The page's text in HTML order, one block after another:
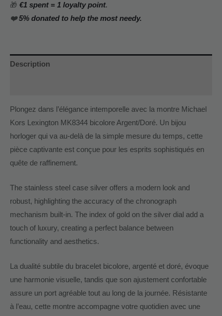
🎁 €1 spent = 1 loyalty point.
❤️5% donated to help the most needy.
Description
Plongez dans l’élégance intemporelle avec la montre Michael
Kors Lexington MK8344 bicolore Argent/Doré. Un bijou
horloger qui va au-delà de la simple mesure du temps, cette
pièce captivante est conçue pour les esprits sophistiqués en
quête de raffinement.
The stainless steel case silver offers a modern look and
robust, highlighting the accuracy of the chronograph
mechanism built-in. The index of gold on the silver dial add a
touch of luxury, creating a perfect balance between
functionality and aesthetics.
La dualité subtile du bracelet bicolore, argenté et doré, évoque
une harmonie visuelle, tandis que son ajustement confortable
assure un port agréable tout au long de la journée. Résistante
à l’eau, cette montre accompagne votre quotidien avec une